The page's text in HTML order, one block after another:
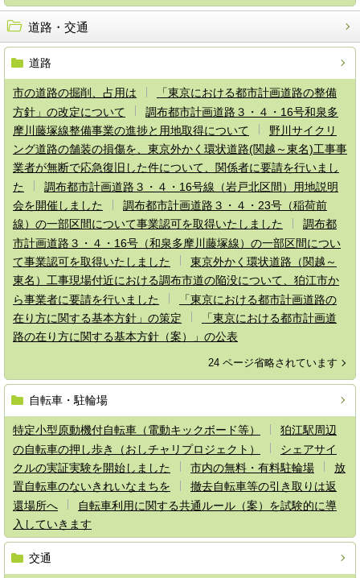
道路・交通
道路
市の道路の掘削、占用は
「東京における都市計画道路の整備
方針」の改定について
調布都市計画道路３・４・16号和泉多
摩川藤塚線整備事業の進捗と用地取得について
野川サイクリ
ング道路の舗装の損傷を、東京外かく環状道路(関越～東名)工事事
業者が無断で応急復旧した件について、関係者に要請を行いまし
た
調布都市計画道路３・４・16号線（岩戸北区間）用地説明
会を開催しました
調布都市計画道路３・４・23号（稲荷前
線）の一部区間について事業認可を取得いたしました
調布都
市計画道路３・４・16号（和泉多摩川藤塚線）の一部区間につい
て事業認可を取得いたしました
東京外かく環状道路（関越～
東名）工事現場付近における調布市道の陥没について、狛江市か
ら事業者に要請を行いました
「東京における都市計画道路の
在り方に関する基本方針」の策定
「東京における都市計画道
路の在り方に関する基本方針（案）」の公表
24 ページ省略されています
自転車・駐輪場
特定小型原動機付自転車（電動キックボード等）
狛江駅周辺
の自転車の押し歩き（おしチャリプロジェクト）
シェアサイ
クルの実証実験を開始しました
市内の無料・有料駐輪場
放
置自転車のないきれいなまちを
撤去自転車等の引き取りは返
還場所へ
自転車利用に関する共通ルール（案）を試験的に導
入していきます
交通